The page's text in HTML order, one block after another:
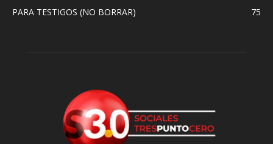
PARA TESTIGOS (NO BORRAR)
75